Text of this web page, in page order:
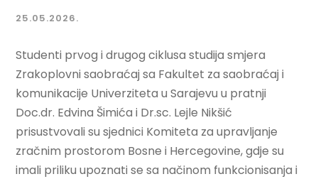
25.05.2026.
Studenti prvog i drugog ciklusa studija smjera
Zrakoplovni saobraćaj sa Fakultet za saobraćaj i
komunikacije Univerziteta u Sarajevu u pratnji
Doc.dr. Edvina Šimića i Dr.sc. Lejle Nikšić
prisustvovali su sjednici Komiteta za upravljanje
zračnim prostorom Bosne i Hercegovine, gdje su
imali priliku upoznati se sa načinom funkcionisanja i